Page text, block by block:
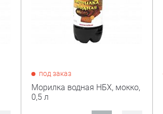
под заказ
Морилка водная НБХ, мокко,
0,5 л